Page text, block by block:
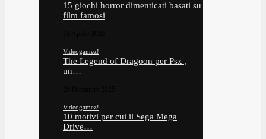
15 giochi horror dimenticati basati su
film famosi
Videogamez!
The Legend of Dragoon per Psx ,
un…
Videogamez!
10 motivi per cui il Sega Mega
Drive…